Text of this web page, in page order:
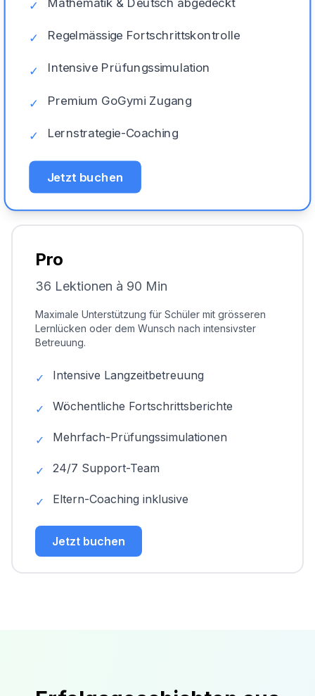
✓
✓ Regelmässige Fortschrittskontrolle
✓ Intensive Prüfungssimulation
✓ Premium GoGymi Zugang
✓ Lernstrategie-Coaching
Jetzt buchen
Pro
36 Lektionen à 90 Min
Maximale Unterstützung für Schüler mit grösseren
Lernlücken oder dem Wunsch nach intensivster
Betreuung.
✓ Intensive Langzeitbetreuung
✓ Wöchentliche Fortschrittsberichte
✓ Mehrfach-Prüfungssimulationen
✓ 24/7 Support-Team
✓ Eltern-Coaching inklusive
Jetzt buchen